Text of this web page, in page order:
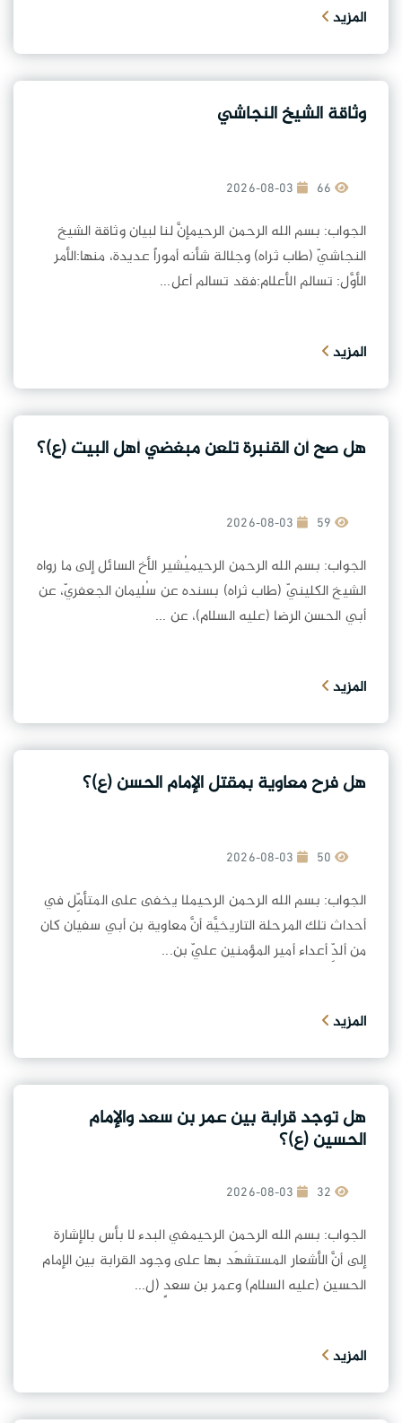
المزيد
وثاقة الشيخ النجاشي
2026-08-03
الجواب: بسم الله الرحمن الرحيمإنَّ لنا لبيان وثاقة الشيخ
النجاشيّ (طاب ثراه) وجلالة شأنه أموراً عديدة، منها:الأمر
الأوَّل: تسالم الأعلام:فقد تسالم أعل...
المزيد
هل صح أن القنبرة تلعن مبغضي أهل البيت (ع)؟
2026-08-03
الجواب: بسم الله الرحمن الرحيميُشير الأخ السائل إلى ما رواه
الشيخ الكلينيّ (طاب ثراه) بسنده عن سُليمان الجعفريّ، عن
أبي الحسن الرضا (عليه السلام)، عن ...
المزيد
هل فرح معاوية بمقتل الإمام الحسن (ع)؟
2026-08-03
الجواب: بسم الله الرحمن الرحيملا يخفى على المتأمِّل في
أحداث تلك المرحلة التاريخيَّة أنَّ معاوية بن أبي سفيان كان
من ألدِّ أعداء أمير المؤمنين عليّ بن...
المزيد
هل توجد قرابة بين عمر بن سعد والإمام
الحسين (ع)؟
2026-08-03
الجواب: بسم الله الرحمن الرحيمفي البدء لا بأس بالإشارة
إلى أنَّ الأشعار المستشهَد بها على وجود القرابة بين الإمام
الحسين (عليه السلام) وعمر بن سعدٍ (ل...
المزيد